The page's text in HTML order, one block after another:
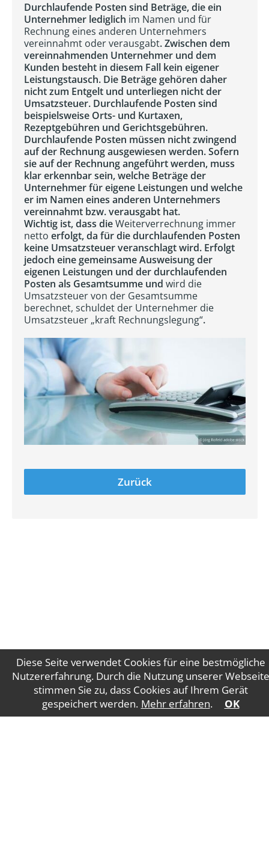
Diese Seite verwendet Cookies für eine bestmögliche
Nutzererfahrung. Durch die Nutzung unserer Webseite
stimmen Sie zu, dass Cookies auf Ihrem Gerät
gespeichert werden. Mehr erfahren. OK
Durchlaufende Posten sind Beträge, die ein
Unternehmer lediglich im Namen und für
Rechnung eines anderen Unternehmers
vereinnahmt oder verausgabt. Zwischen dem
vereinnahmenden Unternehmer und dem
Kunden besteht in diesem Fall kein eigener
Leistungstausch. Die Beträge gehören daher
nicht zum Entgelt und unterliegen nicht der
Umsatzsteuer. Durchlaufende Posten sind
beispielsweise Orts- und Kurtaxen,
Rezeptgebühren und Gerichtsgebühren.
Durchlaufende Posten müssen nicht zwingend
auf der Rechnung ausgewiesen werden. Sofern
sie auf der Rechnung angeführt werden, muss
klar erkennbar sein, welche Beträge der
Unternehmer für eigene Leistungen und welche
er im Namen eines anderen Unternehmers
vereinnahmt bzw. verausgabt hat.
Wichtig ist, dass dieWeiterverrechnung immer
netto erfolgt, da für die durchlaufenden Posten
keine Umsatzsteuer veranschlagt wird. Erfolgt
jedoch eine gemeinsame Ausweisung der
eigenen Leistungen und der durchlaufenden
Posten als Gesamtsumme und wird die
Umsatzsteuer von der Gesamtsumme
berechnet, schuldet der Unternehmer die
Umsatzsteuer „kraft Rechnungslegung“.
Zurück
Impressum Datenschutz